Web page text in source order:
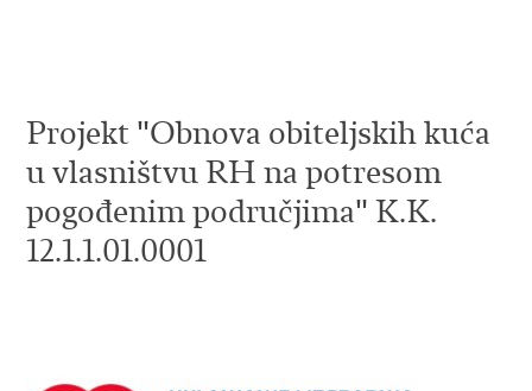
Projekt "Obnova obiteljskih kuća
u vlasništvu RH na potresom
pogođenim područjima" K.K.
12.1.1.01.0001